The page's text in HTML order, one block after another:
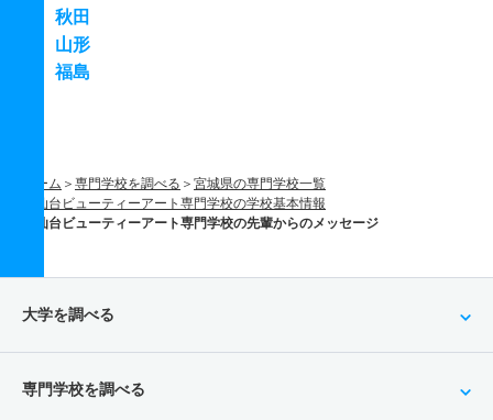
秋田
山形
福島
ホーム 専門学校を調べる
宮城県の専門学校一覧
仙台ビューティーアート専門学校の学校基本情報
仙台ビューティーアート専門学校の先輩からのメッセージ
大学を調べる
専門学校を調べる